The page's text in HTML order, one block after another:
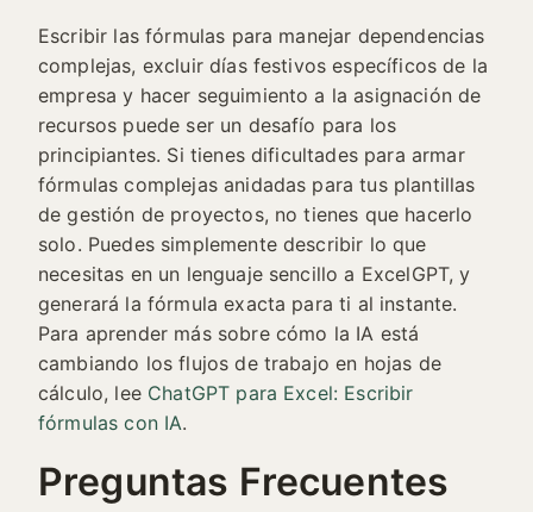
Escribir las fórmulas para manejar dependencias
complejas, excluir días festivos específicos de la
empresa y hacer seguimiento a la asignación de
recursos puede ser un desafío para los
principiantes. Si tienes dificultades para armar
fórmulas complejas anidadas para tus plantillas
de gestión de proyectos, no tienes que hacerlo
solo. Puedes simplemente describir lo que
necesitas en un lenguaje sencillo a ExcelGPT, y
generará la fórmula exacta para ti al instante.
Para aprender más sobre cómo la IA está
cambiando los flujos de trabajo en hojas de
cálculo, lee ChatGPT para Excel: Escribir
fórmulas con IA.
Preguntas Frecuentes